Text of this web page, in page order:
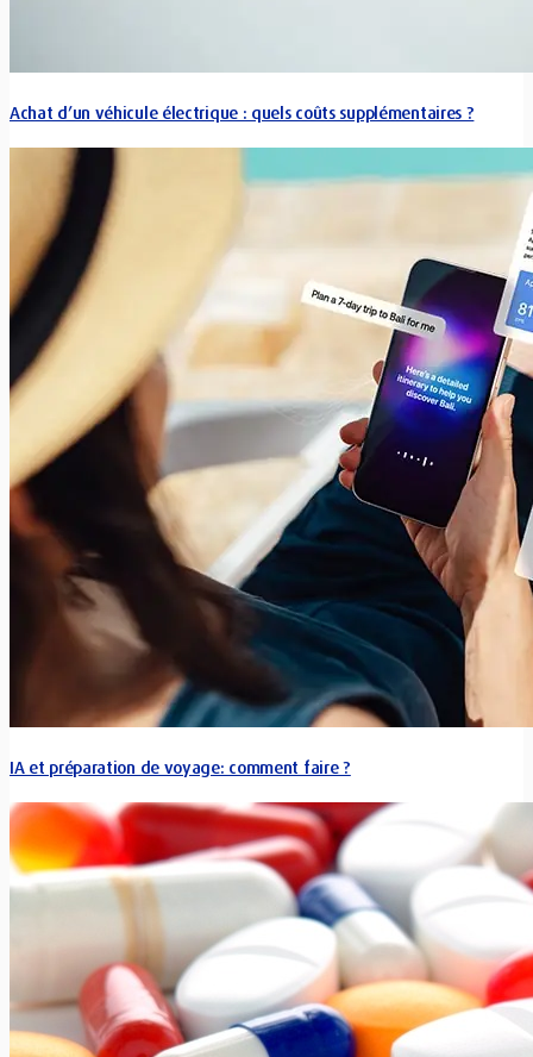
Achat d’un véhicule électrique : quels coûts supplémentaires ?
IA et préparation de voyage: comment faire ?